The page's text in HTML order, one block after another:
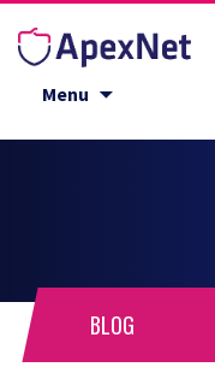
Menu
BLOG